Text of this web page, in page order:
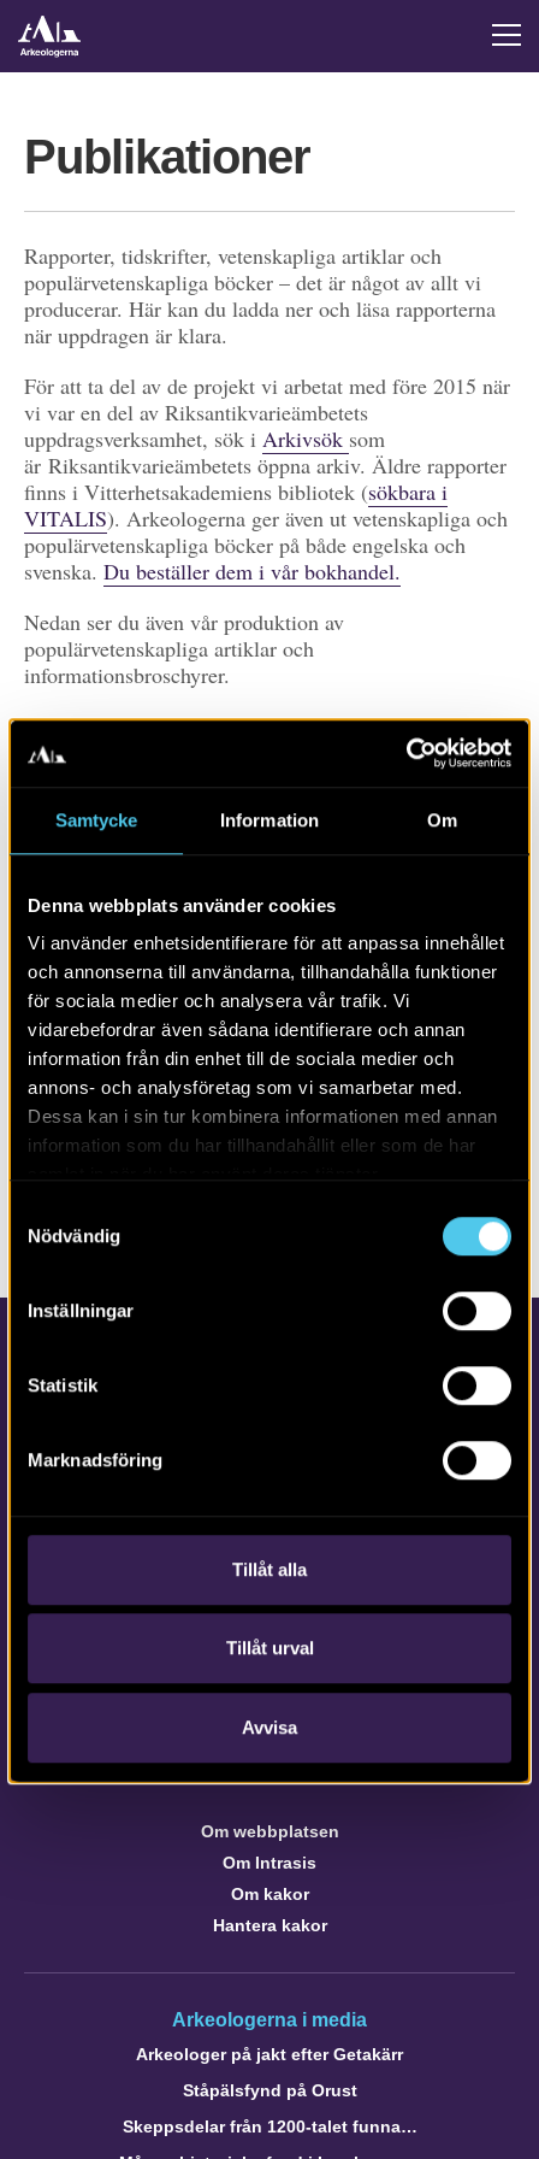
Samtycke Information Om
Denna webbplats använder cookies
Vi använder enhetsidentifierare för att anpassa innehållet
och annonserna till användarna, tillhandahålla funktioner
för sociala medier och analysera vår trafik. Vi
vidarebefordrar även sådana identifierare och annan
information från din enhet till de sociala medier och
annons- och analysföretag som vi samarbetar med.
Dessa kan i sin tur kombinera informationen med annan
information som du har tillhandahållit eller som de har
Nödvändig
Inställningar
Statistik
Marknadsföring
Tillåt alla
Tillåt urval
Avvisa
Publikationer
Rapporter, tidskrifter, vetenskapliga artiklar och
populärvetenskapliga böcker – det är något av allt vi
producerar. Här kan du ladda ner och läsa rapporterna
när uppdragen är klara.
För att ta del av de projekt vi arbetat med före 2015 när
vi var en del av Riksantikvarieämbetets
uppdragsverksamhet, sök i Arkivsök som
är Riksantikvarieämbetets öppna arkiv. Äldre rapporter
finns i Vitterhetsakademiens bibliotek (sökbara i
VITALIS). Arkeologerna ger även ut vetenskapliga och
populärvetenskapliga böcker på både engelska och
svenska. Du beställer dem i vår bokhandel.
Nedan ser du även vår produktion av
populärvetenskapliga artiklar och
informationsbroschyrer.
Prenumerera
klicka på RSS-ikonen.Det skiljer mellan olika
webbläsare, här kan du läsa mer om hur du gör (PDF)
Prenumerera på
Böcker/tidskrifter
Populärvetenskap Rapporter Skola Övrigt
eller fritextsökning.
Tfn vx: 010-480 80 00
info@arkeologerna.com
Om webbplatsen
Om webbplatsen
Om Intrasis
Om kakor
Hantera kakor
Arkeologerna i media
Arkeologer på jakt efter Getakärr
Ståpälsfynd på Orust
Skeppsdelar från 1200-talet funna…